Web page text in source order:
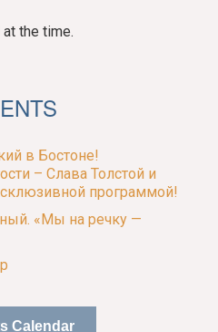
the time.
в Бостоне!
– Слава Толстой и
программой!
«Мы на речку —
Calendar